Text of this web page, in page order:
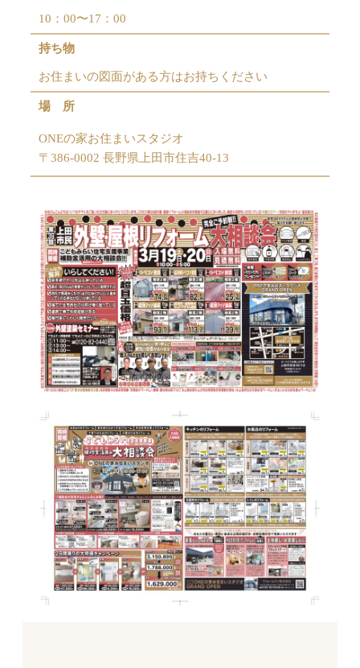
10：00〜17：00
持ち物
お住まいの図面がある方はお持ちください
場 所
ONEの家お住まいスタジオ
〒386-0002 長野県上田市住吉40-13